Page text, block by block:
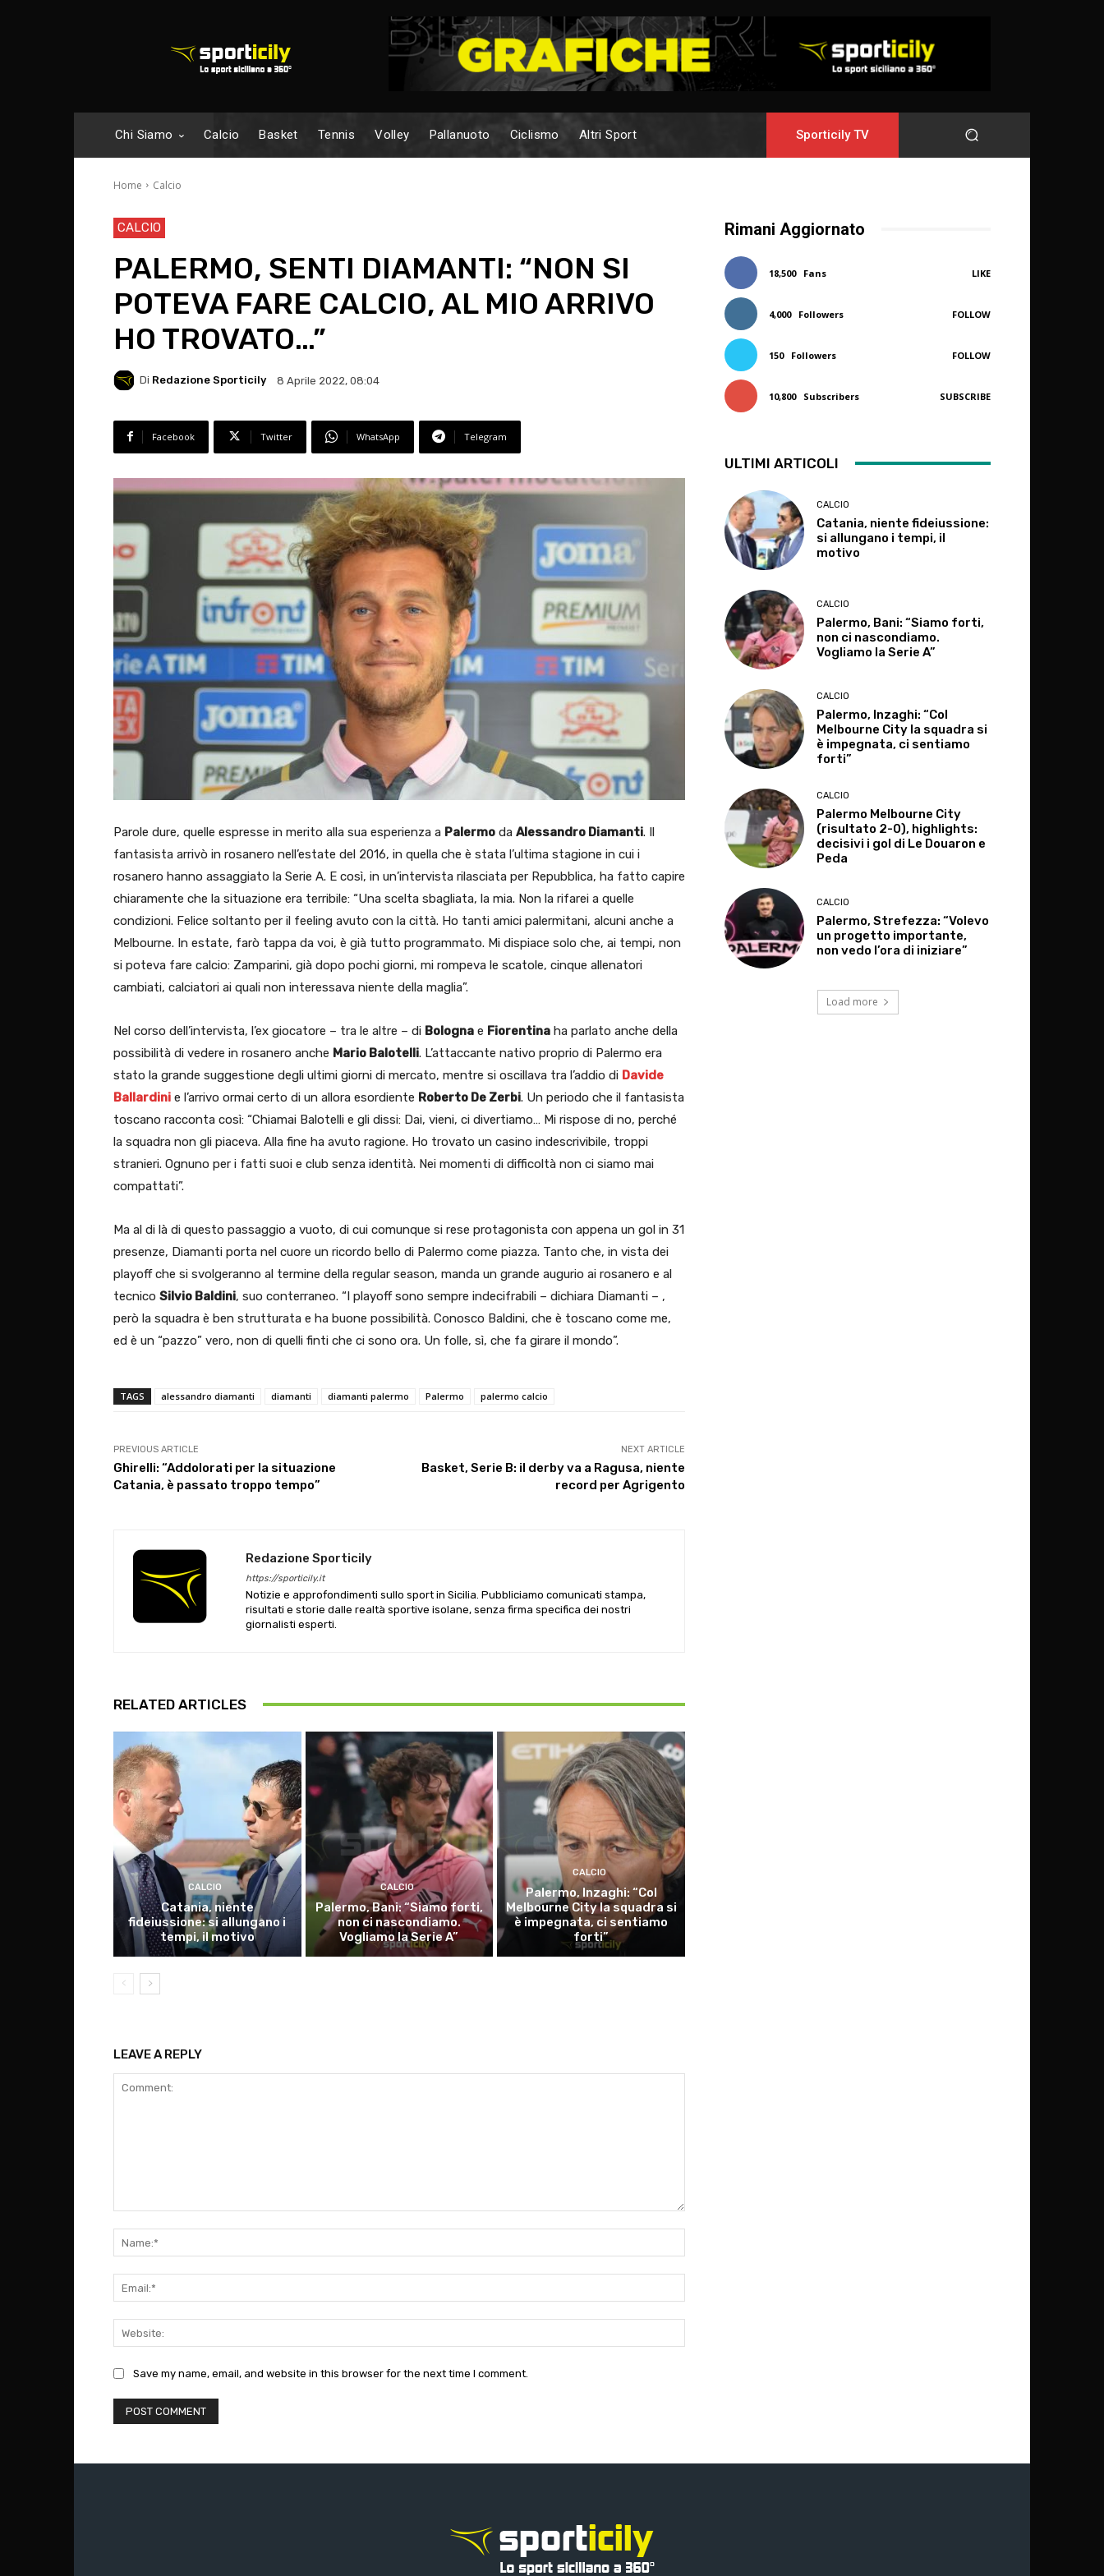
Chi Siamo Calcio Basket Tennis Volley Pallanuoto Ciclismo Altri Sport Sporticily TV
Home Calcio
CALCIO
PALERMO, SENTI DIAMANTI: “NON SI
POTEVA FARE CALCIO, AL MIO ARRIVO
HO TROVATO…”
Di Redazione Sporticily 8 Aprile 2022, 08:04
Facebook Twitter WhatsApp Telegram
Parole dure, quelle espresse in merito alla sua esperienza a Palermo da Alessandro Diamanti. Il
fantasista arrivò in rosanero nell’estate del 2016, in quella che è stata l’ultima stagione in cui i
rosanero hanno assaggiato la Serie A. E così, in un’intervista rilasciata per Repubblica, ha fatto capire
chiaramente che la situazione era terribile: “Una scelta sbagliata, la mia. Non la rifarei a quelle
condizioni. Felice soltanto per il feeling avuto con la città. Ho tanti amici palermitani, alcuni anche a
Melbourne. In estate, farò tappa da voi, è già tutto programmato. Mi dispiace solo che, ai tempi, non
si poteva fare calcio: Zamparini, già dopo pochi giorni, mi rompeva le scatole, cinque allenatori
cambiati, calciatori ai quali non interessava niente della maglia”.
Nel corso dell’intervista, l’ex giocatore – tra le altre – di Bologna e Fiorentina ha parlato anche della
possibilità di vedere in rosanero anche Mario Balotelli. L’attaccante nativo proprio di Palermo era
stato la grande suggestione degli ultimi giorni di mercato, mentre si oscillava tra l’addio di Davide
Ballardini e l’arrivo ormai certo di un allora esordiente Roberto De Zerbi. Un periodo che il fantasista
toscano racconta così: “Chiamai Balotelli e gli dissi: Dai, vieni, ci divertiamo… Mi rispose di no, perché
la squadra non gli piaceva. Alla fine ha avuto ragione. Ho trovato un casino indescrivibile, troppi
stranieri. Ognuno per i fatti suoi e club senza identità. Nei momenti di difficoltà non ci siamo mai
compattati”.
Ma al di là di questo passaggio a vuoto, di cui comunque si rese protagonista con appena un gol in 31
presenze, Diamanti porta nel cuore un ricordo bello di Palermo come piazza. Tanto che, in vista dei
playoff che si svolgeranno al termine della regular season, manda un grande augurio ai rosanero e al
tecnico Silvio Baldini, suo conterraneo. “I playoff sono sempre indecifrabili – dichiara Diamanti – ,
però la squadra è ben strutturata e ha buone possibilità. Conosco Baldini, che è toscano come me,
ed è un “pazzo” vero, non di quelli finti che ci sono ora. Un folle, sì, che fa girare il mondo”.
TAGS alessandro diamanti diamanti diamanti palermo Palermo palermo calcio
PREVIOUS ARTICLE
Ghirelli: “Addolorati per la situazione
Catania, è passato troppo tempo”
NEXT ARTICLE
Basket, Serie B: il derby va a Ragusa, niente
record per Agrigento
Redazione Sporticily
https://sporticily.it
Notizie e approfondimenti sullo sport in Sicilia. Pubbliciamo comunicati stampa,
risultati e storie dalle realtà sportive isolane, senza firma specifica dei nostri
giornalisti esperti.
RELATED ARTICLES
CALCIO
Catania, niente
fideiussione: si allungano i
tempi, il motivo
CALCIO
Palermo, Bani: “Siamo forti,
non ci nascondiamo.
Vogliamo la Serie A”
CALCIO
Palermo, Inzaghi: “Col
Melbourne City la squadra si
è impegnata, ci sentiamo
forti”
LEAVE A REPLY
Save my name, email, and website in this browser for the next time I comment.
Rimani Aggiornato
18,500 Fans LIKE
4,000 Followers FOLLOW
150 Followers FOLLOW
10,800 Subscribers SUBSCRIBE
ULTIMI ARTICOLI
CALCIO
Catania, niente fideiussione:
si allungano i tempi, il
motivo
CALCIO
Palermo, Bani: “Siamo forti,
non ci nascondiamo.
Vogliamo la Serie A”
CALCIO
Palermo, Inzaghi: “Col
Melbourne City la squadra si
è impegnata, ci sentiamo
forti”
CALCIO
Palermo Melbourne City
(risultato 2-0), highlights:
decisivi i gol di Le Douaron e
Peda
CALCIO
Palermo, Strefezza: “Volevo
un progetto importante,
non vedo l’ora di iniziare”
Load more